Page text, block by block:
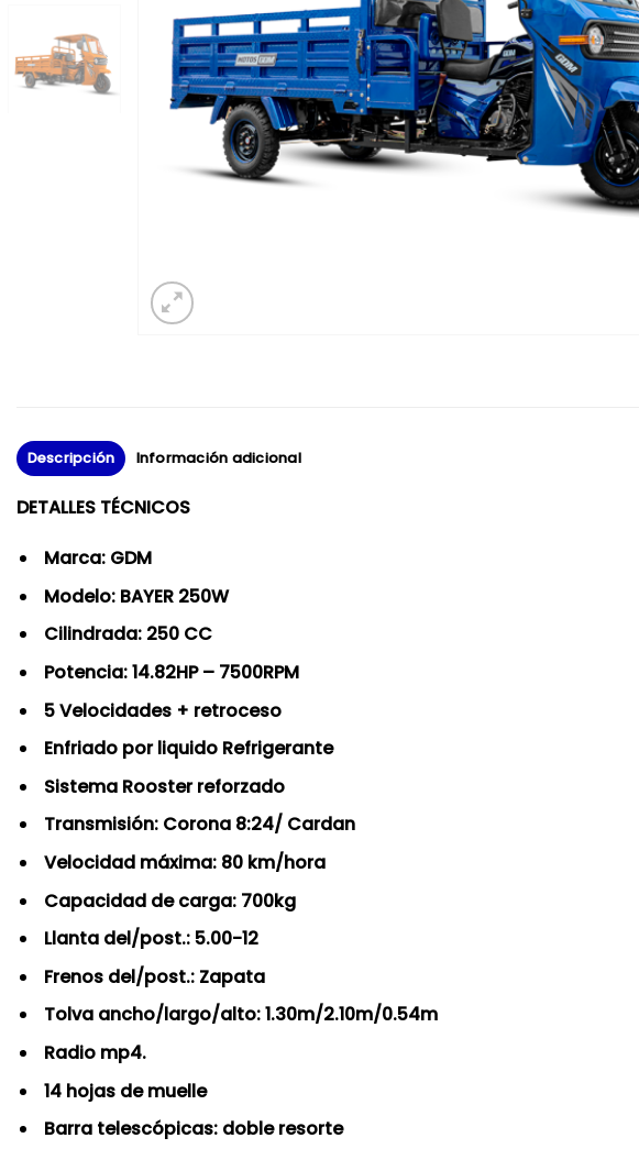
Descripción Información adicional
DETALLES TÉCNICOS
Marca: GDM
Modelo: BAYER 250W
Cilindrada: 250 CC
Potencia: 14.82HP – 7500RPM
5 Velocidades + retroceso
Enfriado por liquido Refrigerante
Sistema Rooster reforzado
Transmisión: Corona 8:24/ Cardan
Velocidad máxima: 80 km/hora
Capacidad de carga: 700kg
Llanta del/post.: 5.00-12
Frenos del/post.: Zapata
Tolva ancho/largo/alto: 1.30m/2.10m/0.54m
Radio mp4.
14 hojas de muelle
Barra telescópicas: doble resorte